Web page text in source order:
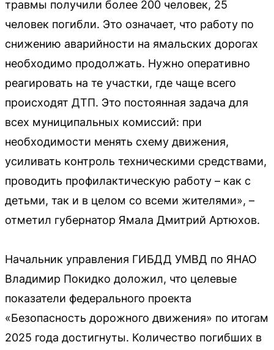
травмы получили более 200 человек, 25
человек погибли. Это означает, что работу по
снижению аварийности на ямальских дорогах
необходимо продолжать. Нужно оперативно
реагировать на те участки, где чаще всего
происходят ДТП. Это постоянная задача для
всех муниципальных комиссий: при
необходимости менять схему движения,
усиливать контроль техническими средствами,
проводить профилактическую работу – как с
детьми, так и в целом со всеми жителями», –
отметил губернатор Ямала Дмитрий Артюхов.
Начальник управления ГИБДД УМВД по ЯНАО
Владимир Покидко доложил, что целевые
показатели федерального проекта
«Безопасность дорожного движения» по итогам
2025 года достигнуты. Количество погибших в